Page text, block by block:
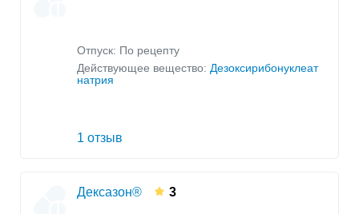
Отпуск: По рецепту
Действующее вещество: Дезоксирибонуклеат
натрия
1 отзыв
Дексазон® 3